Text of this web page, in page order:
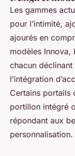
Les gammes
pour l’intimité,
ajourés en
modèles Innova,
chacun
l’intégration
Certains portails
portillon intégré
répondant aux
personnalisation.